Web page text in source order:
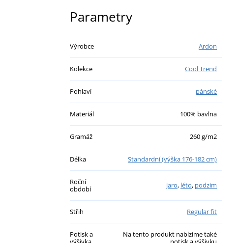
Parametry
Výrobce Ardon
Kolekce Cool Trend
Pohlaví pánské
Materiál 100% bavlna
Gramáž 260 g/m2
Délka Standardní (výška 176-182 cm)
Roční
období
jaro, léto, podzim
Střih Regular fit
Potisk a
Na tento produkt nabízíme také